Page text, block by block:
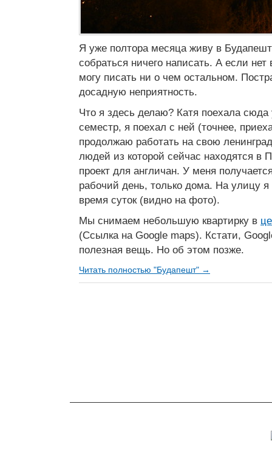
Я уже полтора месяца живу в
собраться ничего написать. А если нет
могу писать ни о чем остальном.
досадную неприятность.
Что я здесь делаю? Катя поехала сюда
семестр, я поехал с ней (точнее,
продолжаю работать на свою
людей из которой сейчас находятся в
проект для англичан. У меня
рабочий день, только дома. На улицу
время суток (видно на фото).
Мы снимаем небольшую квартирку в
(Ссылка на Google maps). Кстати,
полезная вещь. Но об этом позже.
Читать полностью "Будапешт" →